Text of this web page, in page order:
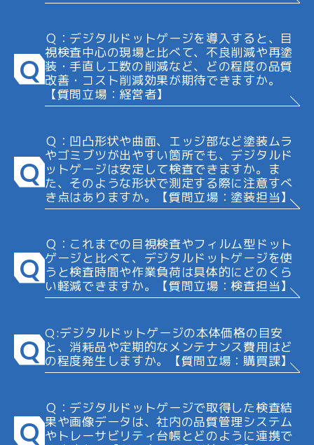
Q
Ｑ：デジタルドットゲージを導入すると、目
視検査中心の現場と比べて、不良削減や再塗
装・手直し工数の削減など、どの程度の品質
改善・コスト削減効果が期待できますか。
【質問立場：経営者】
Q
Ｑ：凹凸形状や曲面、エッジ部など塗装ムラ
やゴミブツが出やすい箇所でも、デジタルド
ットゲージは安定して検査できますか。ま
た、そのような形状で測定する際に注意すべ
き点はありますか。【質問立場：塗装担当】
Q
Ｑ：これまでの目視検査やフィルム型ドット
ゲージと比べて、デジタルドットゲージを使
うと検査時間や作業負荷は具体的にどのくら
い軽減できますか。【質問立場：検査担当】
Q
Q:デジタルドットゲージの本体価格の目安
と、消耗品や定期的なメンテナンス費用はど
の程度発生しますか。【質問立場：購買課】
Q
Ｑ：デジタルドットゲージで取得した検査結
果や画像データは、社内の品質管理システム
やトレーサビリティ台帳とどのように連携で